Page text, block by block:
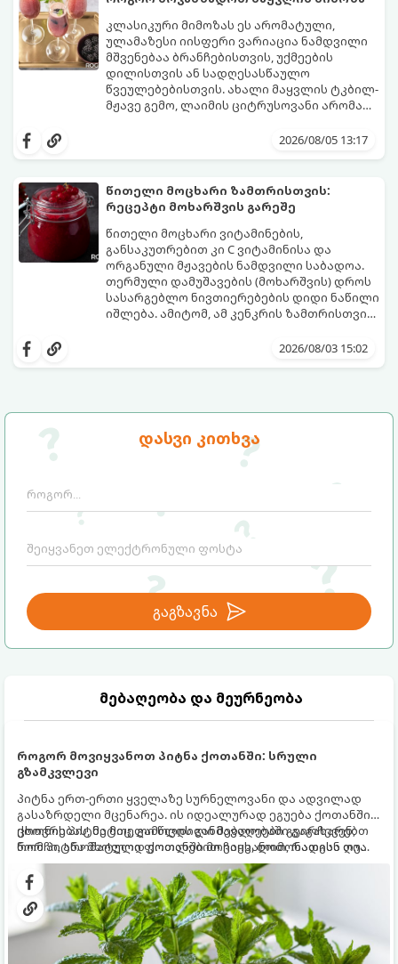
დასვი კითხვა
გაგზავნა
მებაღეობა და მეურნეობა
როგორ მოვიყვანოთ პიტნა ქოთანში: სრული
გზამკვლევი
პიტნა ერთ-ერთი ყველაზე სურნელოვანი და ადვილად
გასაზრდელი მცენარეა. ის იდეალურად ეგუება ქოთანში
ცხოვრებას, მეტიც, გამოცდილი მებაღეები გვირჩევენ,
რომ პიტნა მხოლოდ ქოთანში მოვიყვანოთ, რადგან ღია
გრუნტში (ბაღში) დარგვისას ის ფესვებით ძალიან
სწრაფად ვრცელდება და სხვა მცენარეებს ავიწროებს.
ქოთნის პიტნა მთელი წლის განმავლობაში გაგახარებთ
ნორჩი, არომატული ფოთლებით ჩაის, ლიმონათისა თუ
კერძებისთვის.
და არ დაიშალოს.
მომზადების დრო: 20 წუთი (დამატებით
მუხუდოს ჩალბობის დრო: 12-24 საათი)
შეწვის დრო: 10–15 წუთი ულუფა: 20–24 ცალი
ბურთულა (4–6 პორცია)
კლასიკური მიმოზას ეს არომატული,
ულამაზესი იისფერი ვარიაცია ნამდვილი
მშვენებაა ბრანჩებისთვის, უქმეების
დილისთვის ან სადღესასწაულო
წვეულებებისთვის. ახალი მაყვლის ტკბილ-
მჟავე გემო, ლაიმის ციტრუსოვანი არომატი
საოცრად დახვეწილ და მაგრილებელ
და მის მომზადებას მინიმალური
პორცია
2026/08/05 13:17
წითელი მოცხარი ზამთრისთვის:
რეცეპტი მოხარშვის გარეშე
წითელი მოცხარი ვიტამინების,
განსაკუთრებით კი C ვიტამინისა და
ორგანული მჟავების ნამდვილი საბადოა.
თერმული დამუშავების (მოხარშვის) დროს
სასარგებლო ნივთიერებების დიდი ნაწილი
იშლება. ამიტომ, ამ კენკრის ზამთრისთვის
მომზადებაა - მოხარშვის გარეშე.
ბუნებრივ, კაშკაშა გემოს, არომატს და
2026/08/03 15:02